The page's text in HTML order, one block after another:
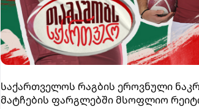
საქართველოს რაგბის ეროვნული
მატჩების ფარგლებში მსოფლიო